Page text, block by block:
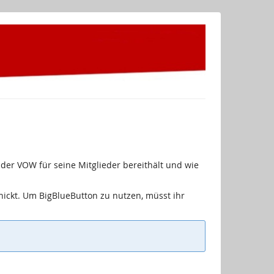
VOW für seine Mitglieder bereithält und wie
Um BigBlueButton zu nutzen, müsst ihr